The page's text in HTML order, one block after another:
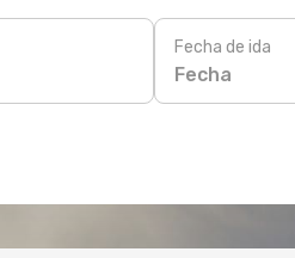
Fecha de ida
Fecha